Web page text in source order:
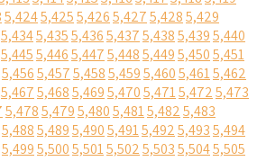
5,4245,4255,4265,4275,4285,429
5,4345,4355,4365,4375,4385,4395,440
5,4455,4465,4475,4485,4495,4505,451
5,4565,4575,4585,4595,4605,4615,462
5,4675,4685,4695,4705,4715,4725,473
5,4785,4795,4805,4815,4825,483
5,4885,4895,4905,4915,4925,4935,494
5,4995,5005,5015,5025,5035,5045,505